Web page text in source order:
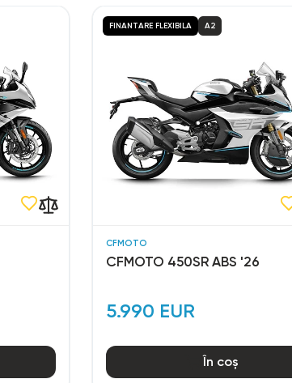
CFMOTO
CFMOTO 450SR ABS '26
5.990 EUR
FINANTARE FLEXIBILA A2
În coș